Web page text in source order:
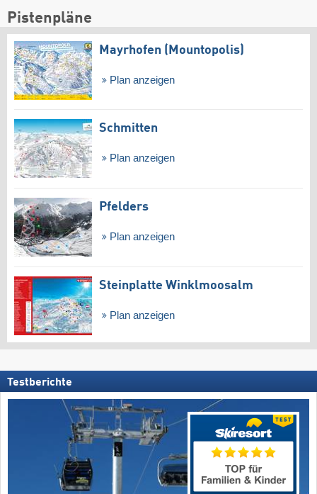
Pistenpläne
Mayrhofen (Mountopolis)
Plan anzeigen
Schmitten
Plan anzeigen
Pfelders
Plan anzeigen
Steinplatte Winklmoosalm
Plan anzeigen
Testberichte